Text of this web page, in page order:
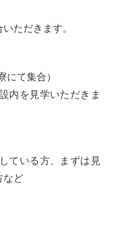
ただきます。
て集合）
内を見学いただきま
ている方、まずは見
など